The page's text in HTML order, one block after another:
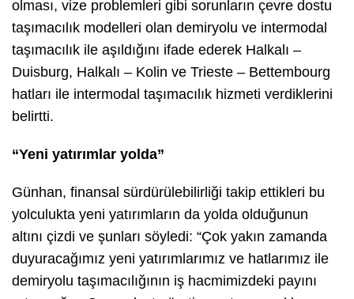
olması, vize problemleri gibi sorunların çevre dostu
taşımacılık modelleri olan demiryolu ve intermodal
taşımacılık ile aşıldığını ifade ederek Halkalı –
Duisburg, Halkalı – Kolin ve Trieste – Bettembourg
hatları ile intermodal taşımacılık hizmeti verdiklerini
belirtti.
“Yeni yatırımlar yolda”
Günhan, finansal sürdürülebilirliği takip ettikleri bu
yolculukta yeni yatırımların da yolda olduğunun
altını çizdi ve şunları söyledi: “Çok yakın zamanda
duyuracağımız yeni yatırımlarımız ve hatlarımız ile
demiryolu taşımacılığının iş hacmimizdeki payını